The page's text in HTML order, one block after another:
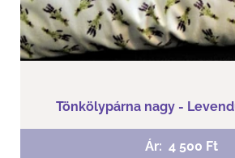
Tönkölypárna nagy -
Ár: 4 500 Ft